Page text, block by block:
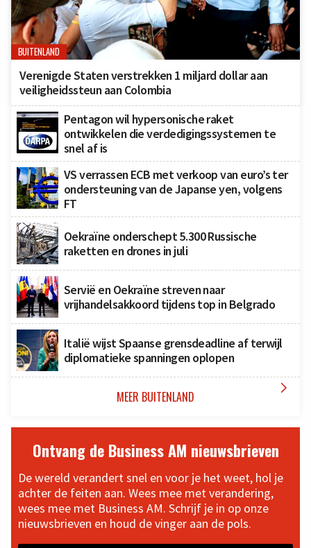
BUITENLAND
Verenigde Staten verstrekken 1 miljard dollar aan
veiligheidssteun aan Colombia
Pentagon wil hypersonische raket
ontwikkelen die verdedigingssystemen te
snel af is
VS verrassen ECB met verkoop van euro’s ter
ondersteuning van de Japanse yen, volgens
FT
Oekraïne onderschept 5.300 Russische
raketten en drones in juli
Servië en Oekraïne streven naar
vrijhandelsakkoord tijdens top in Belgrado
Italië wijst Spaanse grensdeadline af terwijl
diplomatieke spanningen oplopen
MEER BUITENLAND 
Ontvang de Business AM nieuwsbrieven
De wereld verandert snel en voor je het weet, hol je
achter de feiten aan. Wees mee met verandering,
wees mee met Business AM. Schrijf je in op onze
nieuwsbrieven en houd de vinger aan de pols.